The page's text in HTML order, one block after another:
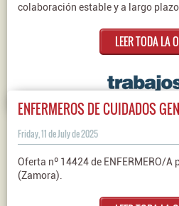
colaboración estable y a largo
LEER TODA LA
ENFERMEROS DE CUIDADOS
Friday, 11 de July de 2025
Oferta nº 14424 de ENFERMERO/A
(Zamora).